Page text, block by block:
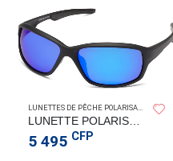
LUNETTE POLARISANTE FISH DORADO
5 495 CFP